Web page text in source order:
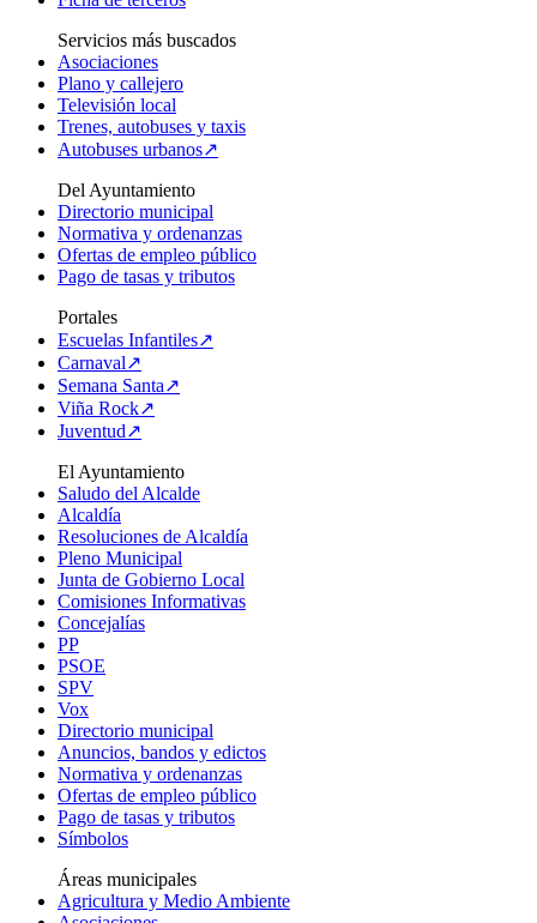
Servicios más buscados
Asociaciones
Plano y callejero
Televisión local
Trenes, autobuses y taxis
Autobuses urbanos↗
Del Ayuntamiento
Directorio municipal
Normativa y ordenanzas
Ofertas de empleo público
Pago de tasas y tributos
Portales
Escuelas Infantiles↗
Carnaval↗
Semana Santa↗
Viña Rock↗
Juventud↗
El Ayuntamiento
Saludo del Alcalde
Alcaldía
Resoluciones de Alcaldía
Pleno Municipal
Junta de Gobierno Local
Comisiones Informativas
Concejalías
PP
PSOE
SPV
Vox
Directorio municipal
Anuncios, bandos y edictos
Normativa y ordenanzas
Ofertas de empleo público
Pago de tasas y tributos
Símbolos
Áreas municipales
Agricultura y Medio Ambiente